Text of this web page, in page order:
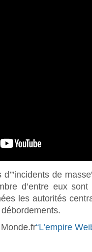
de
d’entre eux
les autorités
“L’empire